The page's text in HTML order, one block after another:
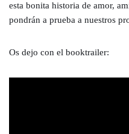
esta bonita historia de amor,
pondrán a prueba a nuestros
Os dejo con el booktrailer: